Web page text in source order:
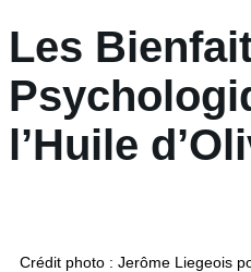
Les
l’Huile
Crédit photo : Jerôme Liegeois